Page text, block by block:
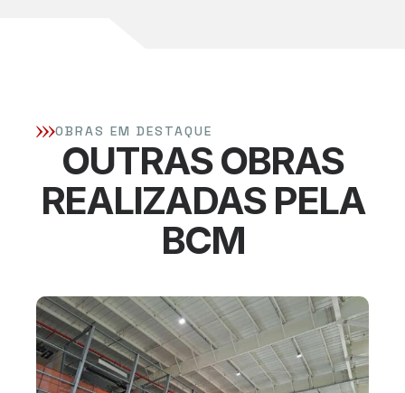
OBRAS EM DESTAQUE
OUTRAS OBRAS
REALIZADAS PELA
BCM